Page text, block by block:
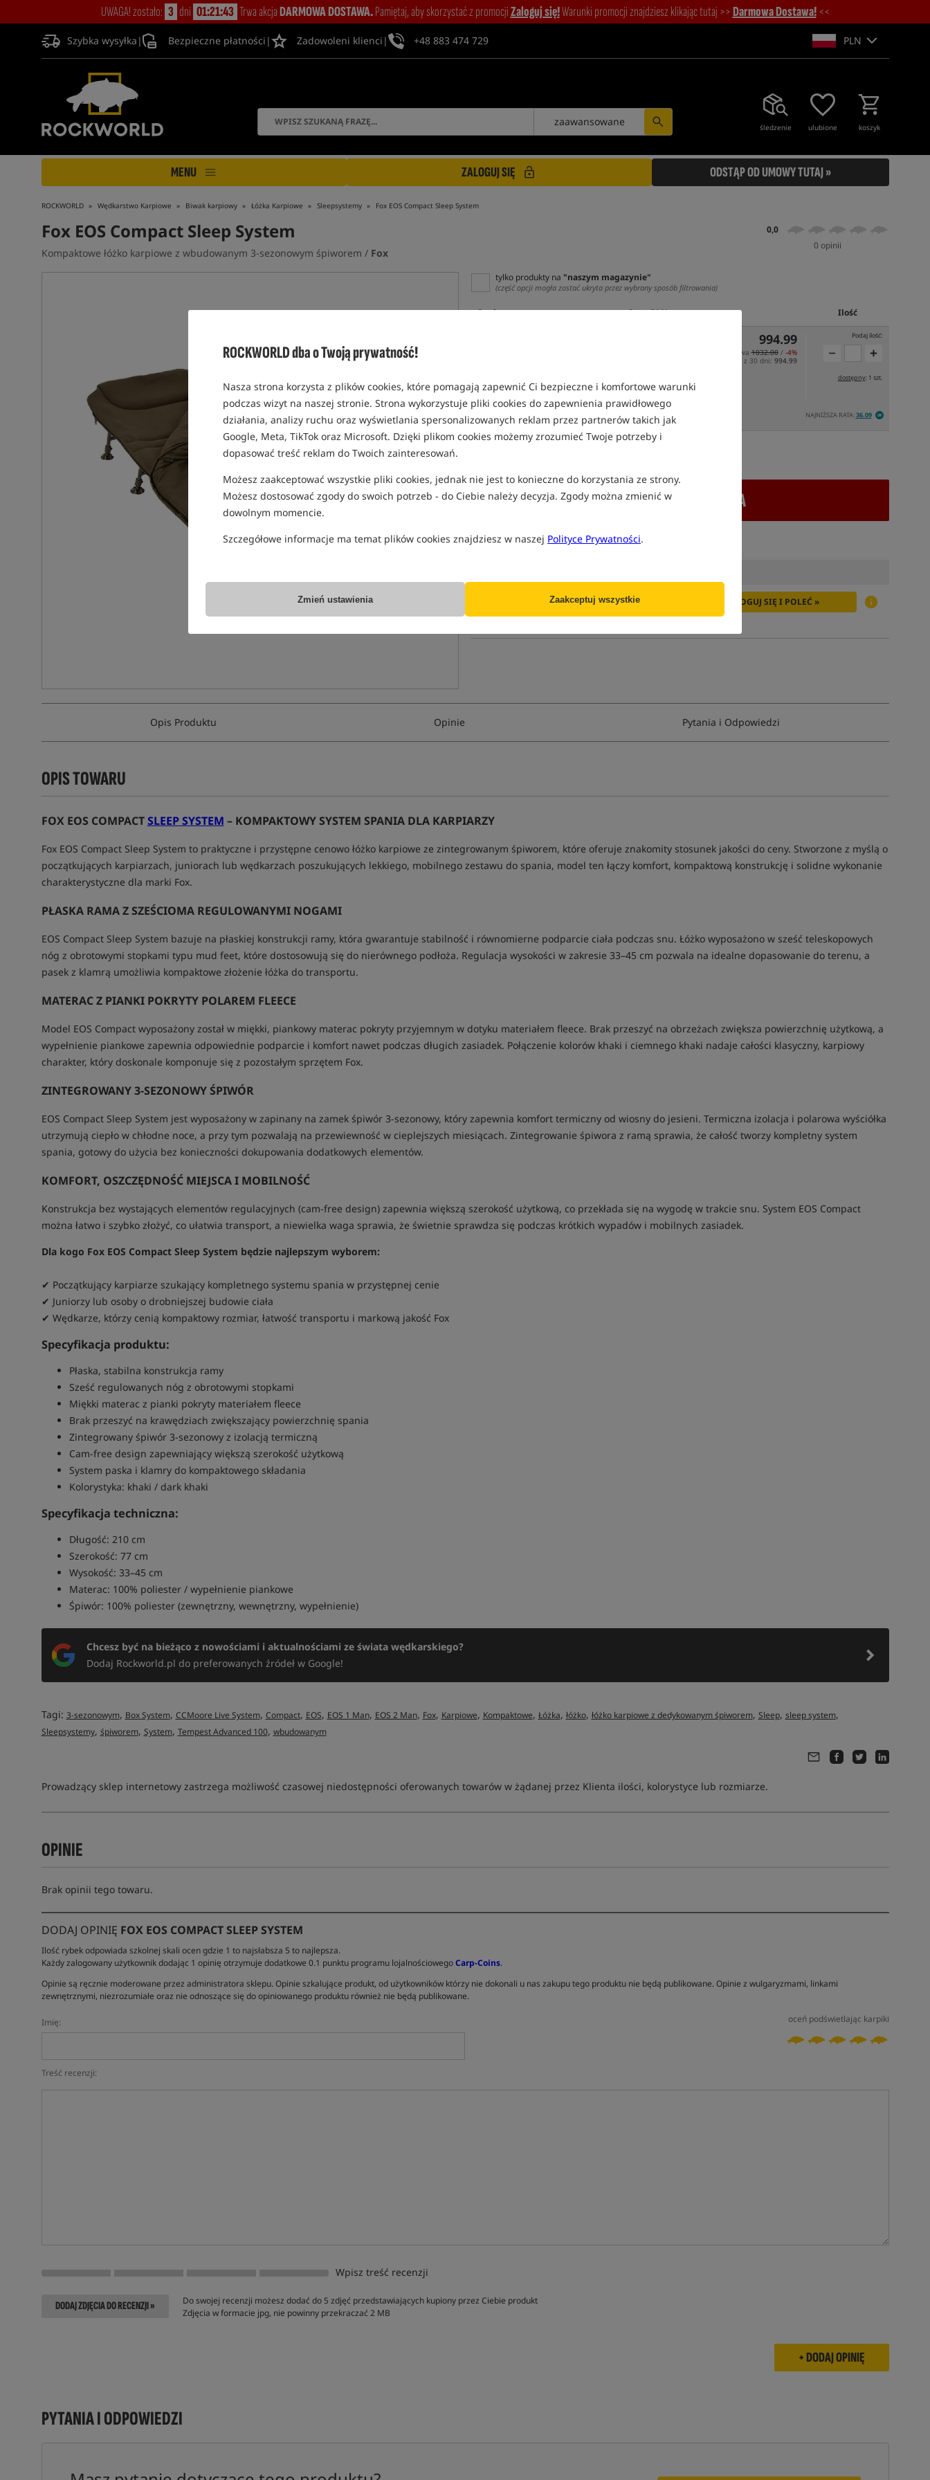
ROCKWORLD dba o Twoją prywatność!
Nasza strona korzysta z plików cookies, które pomagają zapewnić Ci bezpieczne i komfortowe warunki
podczas wizyt na naszej stronie. Strona wykorzystuje pliki cookies do zapewnienia prawidłowego
działania, analizy ruchu oraz wyświetlania spersonalizowanych reklam przez partnerów takich jak
Google, Meta, TikTok oraz Microsoft. Dzięki plikom cookies możemy zrozumieć Twoje potrzeby i
dopasować treść reklam do Twoich zainteresowań.
Możesz zaakceptować wszystkie pliki cookies, jednak nie jest to konieczne do korzystania ze strony.
Możesz dostosować zgody do swoich potrzeb - do Ciebie należy decyzja. Zgody można zmienić w
dowolnym momencie.
Szczegółowe informacje ma temat plików cookies znajdziesz w naszej Polityce Prywatności.
Zmień ustawienia Zaakceptuj wszystkie
UWAGA! zostało: 3 dni 01:21:42 Trwa akcjaDARMOWA DOSTAWA.Pamiętaj, aby skorzystać z promocjiZaloguj się!Warunki promocji znajdziesz klikając tutaj >>Darmowa Dostawa! <<
Szybka wysyłka | Bezpieczne płatności | Zadowoleni klienci | +48 883 474 729 PLN
śledzenie ulubione koszyk
zaawansowane
MENU ZALOGUJ SIĘ ODSTĄP OD UMOWY TUTAJ »
ROCKWORLD Wędkarstwo Karpiowe Biwak karpiowy Łóżka Karpiowe Sleepsystemy Fox EOS Compact Sleep System
Fox EOS Compact Sleep System
Kompaktowe łóżko karpiowe z wbudowanym 3-sezonowym śpiworem / Fox
0,0
0 opinii
tylko produkty na "naszym magazynie"
(część opcji mogła zostać ukryta przez wybrany sposób filtrowania)
Opcja Cena PLN Ilość
8,37
994.99
Cena katalogowa1032.00/ -4%
Min. cena z 30 dni: 994.99
Podaj ilość:
dostępny: 1 szt.
NAJNIŻSZA RATA:36.09
SPODZIEWANA WYSYŁKA W PONIEDZIAŁEK
+ DODAJ DO KOSZYKA
Producent:
Poleć ten produkt znajomym: ZALOGUJ SIĘ I POLEĆ »
Opis Produktu Opinie Pytania i Odpowiedzi
OPIS TOWARU
FOX EOS COMPACTSLEEP SYSTEM – KOMPAKTOWY SYSTEM SPANIA DLA KARPIARZY
Fox EOS Compact Sleep System to praktyczne i przystępne cenowo łóżko karpiowe ze zintegrowanym śpiworem, które oferuje znakomity stosunek jakości do ceny. Stworzone z myślą o
początkujących karpiarzach, juniorach lub wędkarzach poszukujących lekkiego, mobilnego zestawu do spania, model ten łączy komfort, kompaktową konstrukcję i solidne wykonanie
charakterystyczne dla marki Fox.
PŁASKA RAMA Z SZEŚCIOMA REGULOWANYMI NOGAMI
EOS Compact Sleep System bazuje na płaskiej konstrukcji ramy, która gwarantuje stabilność i równomierne podparcie ciała podczas snu. Łóżko wyposażono w sześć teleskopowych
nóg z obrotowymi stopkami typu mud feet, które dostosowują się do nierównego podłoża. Regulacja wysokości w zakresie 33–45 cm pozwala na idealne dopasowanie do terenu, a
pasek z klamrą umożliwia kompaktowe złożenie łóżka do transportu.
MATERAC Z PIANKI POKRYTY POLAREM FLEECE
Model EOS Compact wyposażony został w miękki, piankowy materac pokryty przyjemnym w dotyku materiałem fleece. Brak przeszyć na obrzeżach zwiększa powierzchnię użytkową, a
wypełnienie piankowe zapewnia odpowiednie podparcie i komfort nawet podczas długich zasiadek. Połączenie kolorów khaki i ciemnego khaki nadaje całości klasyczny, karpiowy
charakter, który doskonale komponuje się z pozostałym sprzętem Fox.
ZINTEGROWANY 3-SEZONOWY ŚPIWÓR
EOS Compact Sleep System jest wyposażony w zapinany na zamek śpiwór 3-sezonowy, który zapewnia komfort termiczny od wiosny do jesieni. Termiczna izolacja i polarowa wyściółka
utrzymują ciepło w chłodne noce, a przy tym pozwalają na przewiewność w cieplejszych miesiącach. Zintegrowanie śpiwora z ramą sprawia, że całość tworzy kompletny system
spania, gotowy do użycia bez konieczności dokupowania dodatkowych elementów.
KOMFORT, OSZCZĘDNOŚĆ MIEJSCA I MOBILNOŚĆ
Konstrukcja bez wystających elementów regulacyjnych (cam-free design) zapewnia większą szerokość użytkową, co przekłada się na wygodę w trakcie snu. System EOS Compact
można łatwo i szybko złożyć, co ułatwia transport, a niewielka waga sprawia, że świetnie sprawdza się podczas krótkich wypadów i mobilnych zasiadek.
Dla kogo Fox EOS Compact Sleep System będzie najlepszym wyborem:
✔ Początkujący karpiarze szukający kompletnego systemu spania w przystępnej cenie
✔ Juniorzy lub osoby o drobniejszej budowie ciała
✔ Wędkarze, którzy cenią kompaktowy rozmiar, łatwość transportu i markową jakość Fox
Specyfikacja produktu:
Płaska, stabilna konstrukcja ramy
Sześć regulowanych nóg z obrotowymi stopkami
Miękki materac z pianki pokryty materiałem fleece
Brak przeszyć na krawędziach zwiększający powierzchnię spania
Zintegrowany śpiwór 3-sezonowy z izolacją termiczną
Cam-free design zapewniający większą szerokość użytkową
System paska i klamry do kompaktowego składania
Kolorystyka: khaki / dark khaki
Specyfikacja techniczna:
Długość: 210 cm
Szerokość: 77 cm
Wysokość: 33–45 cm
Materac: 100% poliester / wypełnienie piankowe
Śpiwór: 100% poliester (zewnętrzny, wewnętrzny, wypełnienie)
Chcesz być na bieżąco z nowościami i aktualnościami ze świata wędkarskiego?
Dodaj Rockworld.pl do preferowanych źródeł w Google!
Tagi: 3-sezonowym, Box System, CCMoore Live System, Compact, EOS, EOS 1 Man, EOS 2 Man, Fox, Karpiowe, Kompaktowe, Łóżka, łóżko, łóżko karpiowe z dedykowanym śpiworem, Sleep, sleep system,
Sleepsystemy, śpiworem, System, Tempest Advanced 100, wbudowanym
Prowadzący sklep internetowy zastrzega możliwość czasowej niedostępności oferowanych towarów w żądanej przez Klienta ilości, kolorystyce lub rozmiarze.
OPINIE
Brak opinii tego towaru.
DODAJ OPINIĘ FOX EOS COMPACT SLEEP SYSTEM
Ilość rybek odpowiada szkolnej skali ocen gdzie 1 to najsłabsza 5 to najlepsza.
Każdy zalogowany użytkownik dodając 1 opinię otrzymuje dodatkowe 0.1 punktu programu lojalnościowegoCarp-Coins.
Opinie są ręcznie moderowane przez administratora sklepu. Opinie szkalujące produkt, od użytkowników którzy nie dokonali u nas zakupu tego produktu nie będą publikowane. Opinie z wulgaryzmami, linkami
zewnętrznymi, niezrozumiałe oraz nie odnoszące się do opiniowanego produktu również nie będą publikowane.
oceń podświetlając karpiki
Imię:
Treść recenzji:
Wpisz treść recenzji
DODAJ ZDJĘCIA DO RECENZJI »
Do swojej recenzji możesz dodać do 5 zdjęć przedstawiających kupiony przez Ciebie produkt
Zdjęcia w formacie jpg, nie powinny przekraczać 2 MB
PYTANIA I ODPOWIEDZI